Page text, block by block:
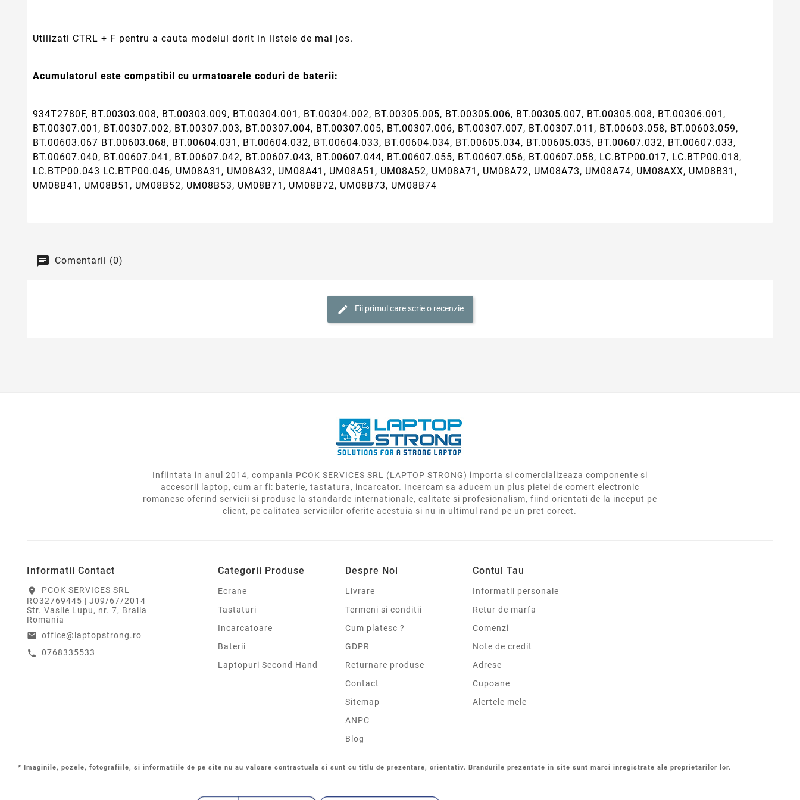
Utilizati CTRL + F pentru a cauta modelul dorit in listele de mai jos.
Acumulatorul este compatibil cu urmatoarele coduri de baterii:
934T2780F, BT.00303.008, BT.00303.009, BT.00304.001, BT.00304.002, BT.00305.005, BT.00305.006, BT.00305.007, BT.00305.008, BT.00306.001,
BT.00307.001, BT.00307.002, BT.00307.003, BT.00307.004, BT.00307.005, BT.00307.006, BT.00307.007, BT.00307.011, BT.00603.058, BT.00603.059,
BT.00603.067 BT.00603.068, BT.00604.031, BT.00604.032, BT.00604.033, BT.00604.034, BT.00605.034, BT.00605.035, BT.00607.032, BT.00607.033,
BT.00607.040, BT.00607.041, BT.00607.042, BT.00607.043, BT.00607.044, BT.00607.055, BT.00607.056, BT.00607.058, LC.BTP00.017, LC.BTP00.018,
LC.BTP00.043 LC.BTP00.046, UM08A31, UM08A32, UM08A41, UM08A51, UM08A52, UM08A71, UM08A72, UM08A73, UM08A74, UM08AXX, UM08B31,
UM08B41, UM08B51, UM08B52, UM08B53, UM08B71, UM08B72, UM08B73, UM08B74
Comentarii (0)
Fii primul care scrie o recenzie
Infiintata in anul 2014, compania PCOK SERVICES SRL (LAPTOP STRONG) importa si comercializeaza componente si
accesorii laptop, cum ar fi: baterie, tastatura, incarcator. Incercam sa aducem un plus pietei de comert electronic
romanesc oferind servicii si produse la standarde internationale, calitate si profesionalism, fiind orientati de la inceput pe
client, pe calitatea serviciilor oferite acestuia si nu in ultimul rand pe un pret corect.
Informatii Contact
location_on
PCOK SERVICES SRL
RO32769445 | J09/67/2014
Str. Vasile Lupu, nr. 7, Braila
Romania
email office@laptopstrong.ro
call 0768335533
Categorii Produse
Ecrane
Tastaturi
Incarcatoare
Baterii
Laptopuri Second Hand
Despre Noi
Livrare
Termeni si conditii
Cum platesc ?
GDPR
Returnare produse
Contact
Sitemap
ANPC
Blog
Contul Tau
Informatii personale
Retur de marfa
Comenzi
Note de credit
Adrese
Cupoane
Alertele mele
* Imaginile, pozele, fotografiile, si informatiile de pe site nu au valoare contractuala si sunt cu titlu de prezentare, orientativ. Brandurile prezentate in site sunt marci inregistrate ale proprietarilor lor.